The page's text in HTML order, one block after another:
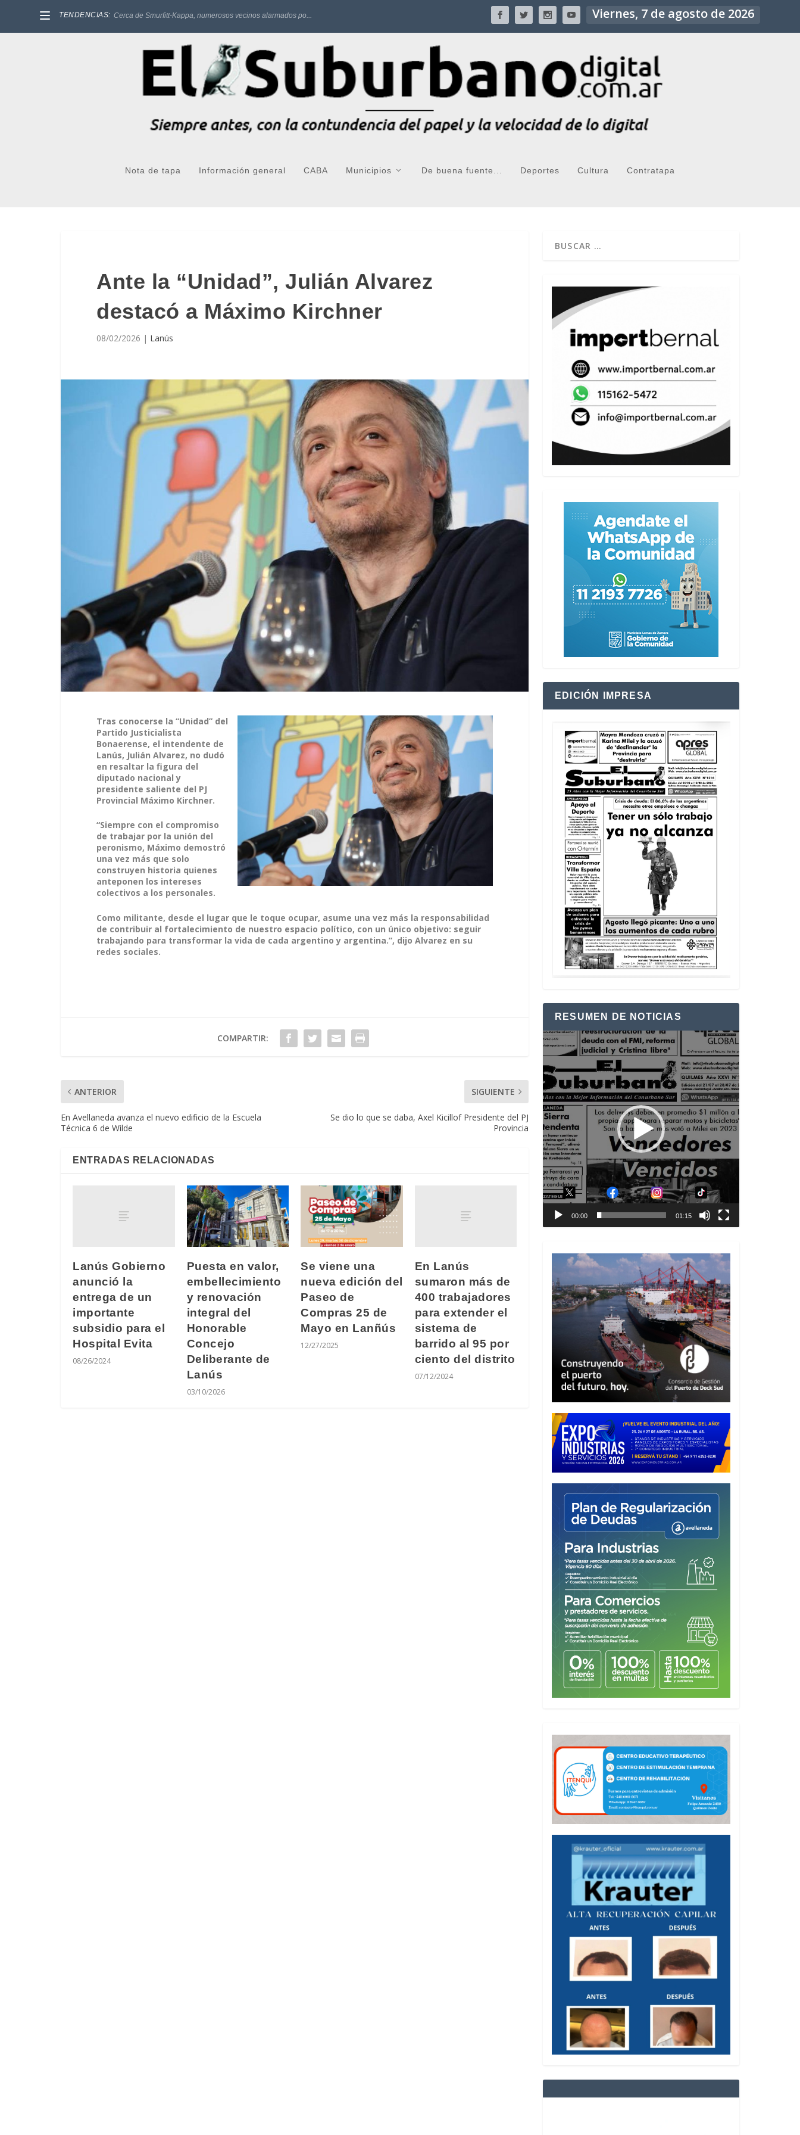
TENDENCIAS: Cerca de Smurfitt-Kappa, numerosos vecinos alarmados po... Viernes, 7 de agosto de 2026
Nota de tapa Información general CABA Municipios De buena fuente... Deportes Cultura Contratapa
Ante la “Unidad”, Julián Alvarez
destacó a Máximo Kirchner
08/02/2026 | Lanús
Tras conocerse la “Unidad” del
Partido Justicialista
Bonaerense, el intendente de
Lanús, Julián Alvarez, no dudó
en resaltar la figura del
diputado nacional y
presidente saliente del PJ
Provincial Máximo Kirchner.
“Siempre con el compromiso
de trabajar por la unión del
peronismo, Máximo demostró
una vez más que solo
construyen historia quienes
anteponen los intereses
colectivos a los personales.
Como militante, desde el lugar que le toque ocupar, asume una vez más la responsabilidad
de contribuir al fortalecimiento de nuestro espacio político, con un único objetivo: seguir
trabajando para transformar la vida de cada argentino y argentina.”, dijo Alvarez en su
redes sociales.
COMPARTIR:
ANTERIOR
En Avellaneda avanza el nuevo edificio de la Escuela
Técnica 6 de Wilde
SIGUIENTE
Se dio lo que se daba, Axel Kicillof Presidente del PJ
Provincia
ENTRADAS RELACIONADAS
Lanús Gobierno
anunció la
entrega de un
importante
subsidio para el
Hospital Evita
08/26/2024
Puesta en valor,
embellecimiento
y renovación
integral del
Honorable
Concejo
Deliberante de
Lanús
03/10/2026
Se viene una
nueva edición del
Paseo de
Compras 25 de
Mayo en Lanñús
12/27/2025
En Lanús
sumaron más de
400 trabajadores
para extender el
sistema de
barrido al 95 por
ciento del distrito
07/12/2024
EDICIÓN IMPRESA
RESUMEN DE NOTICIAS
Reproductor
de
vídeo
00:00 01:15